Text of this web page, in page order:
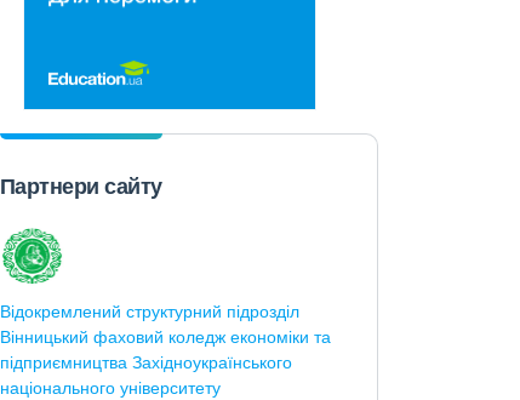
Партнери сайту
Відокремлений структурний підрозділ
Вінницький фаховий коледж економіки та
підприємництва Західноукраїнського
національного університету